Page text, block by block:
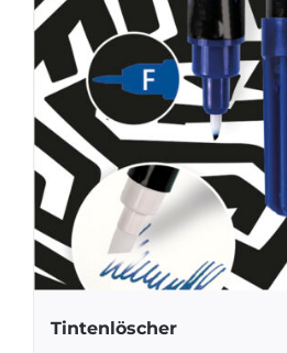
Tintenlöscher